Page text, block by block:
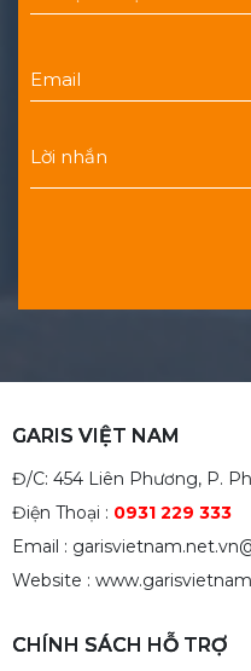
GARIS VIỆT NAM
Đ/C: 454 Liên Phương, P.
Điện Thoại : 0931 229 333
Email :
Website :
CHÍNH SÁCH HỖ TRỢ